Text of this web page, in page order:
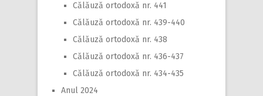
Călăuză ortodoxă nr. 441
Călăuză ortodoxă nr. 439-440
Călăuză ortodoxă nr. 438
Călăuză ortodoxă nr. 436-437
Călăuză ortodoxă nr. 434-435
Anul 2024